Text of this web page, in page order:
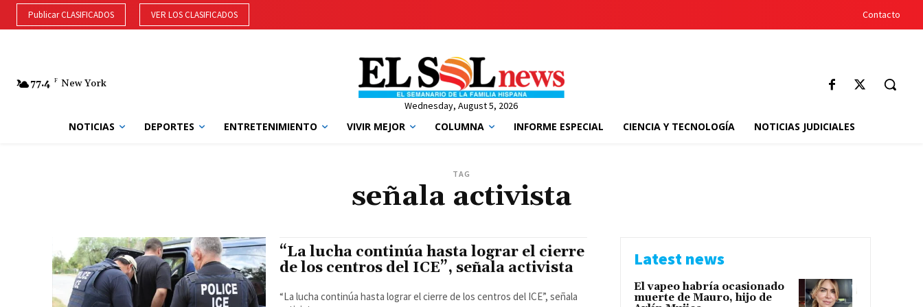
Publicar CLASIFICADOS VER LOS CLASIFICADOS Contacto
77.4 F New York
Wednesday, August 5, 2026
NOTICIAS DEPORTES ENTRETENIMIENTO VIVIR MEJOR COLUMNA INFORME ESPECIAL CIENCIA Y TECNOLOGÍA NOTICIAS JUDICIALES
TAG
señala activista
“La lucha continúa hasta lograr el cierre
de los centros del ICE”, señala activista
“La lucha continúa hasta lograr el cierre de los centros del ICE”, señala
Latest news
El vapeo habría ocasionado
muerte de Mauro, hijo de